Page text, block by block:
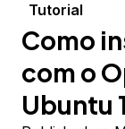
Tutorial
Como
com o
Ubuntu